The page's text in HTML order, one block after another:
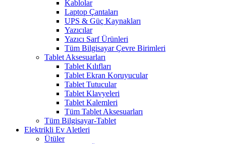
Kablolar
Laptop Çantaları
UPS & Güç Kaynakları
Yazıcılar
Yazıcı Sarf Ürünleri
Tüm Bilgisayar Çevre Birimleri
Tablet Aksesuarları
Tablet Kılıfları
Tablet Ekran Koruyucular
Tablet Tutucular
Tablet Klavyeleri
Tablet Kalemleri
Tüm Tablet Aksesuarları
Tüm Bilgisayar-Tablet
Elektrikli Ev Aletleri
Ütüler